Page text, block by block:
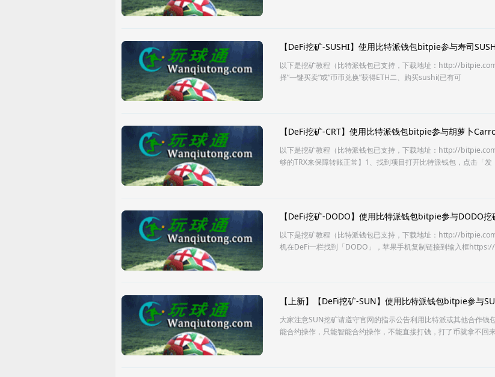
【DeFi挖矿-SUSHI】使用比特派钱包bitpie参与寿司
以下是挖矿教程（比特派钱包已支持，下载地址：http://
择“⼀键买卖”或“币币兑换”获得ETH二、购买sushi(已有可
【DeFi挖矿-CRT】使用比特派钱包bitpie参与胡萝卜
以下是挖矿教程（比特派钱包已支持，下载地址：http://
够的TRX来保障转账正常】1、找到项目打开比特派钱包，点击「发
【DeFi挖矿-DODO】使用比特派钱包bitpie参与DODO挖
以下是挖矿教程（比特派钱包已支持，下载地址：http://
机在DeFi一栏找到「DODO」，苹果手机复制链接到输入框
【上新】【DeFi挖矿-SUN】使用比特派钱包bitpie参与
大家注意SUN挖矿请遵守官网的指示公告利用比特派或其他合作
能合约操作，只能智能合约操作，不能直接打钱，打了币就拿不回